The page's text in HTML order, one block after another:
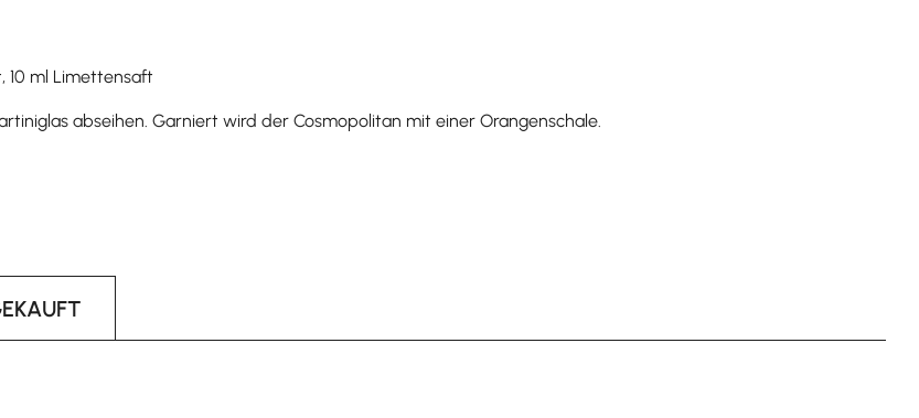
10 ml Limettensaft
abseihen. Garniert wird der Cosmopolitan mit einer Orangenschale.